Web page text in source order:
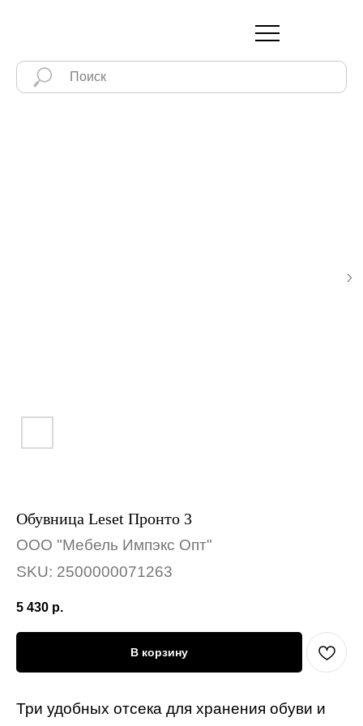
Обувница Leset Пронто 3
ООО "Мебель Импэкс Опт"
SKU: 2500000071263
5 430 р.
В корзину
Три удобных отсека для хранения обуви и